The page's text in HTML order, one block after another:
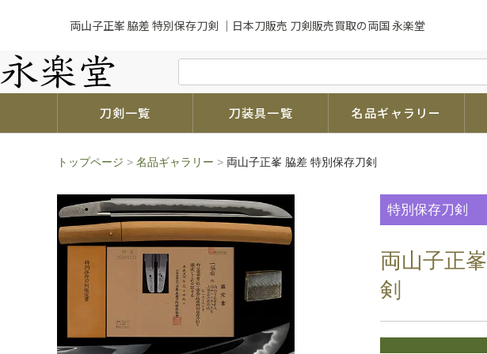
両山子正峯 脇差 特別保存刀剣 ｜日本刀販売 刀剣販売買取の両国 永楽堂
刀剣一覧 刀装具一覧 名品ギャラリー
トップページ > 名品ギャラリー > 両山子正峯 脇差 特別保存刀剣
特別保存刀剣
両山子正
剣